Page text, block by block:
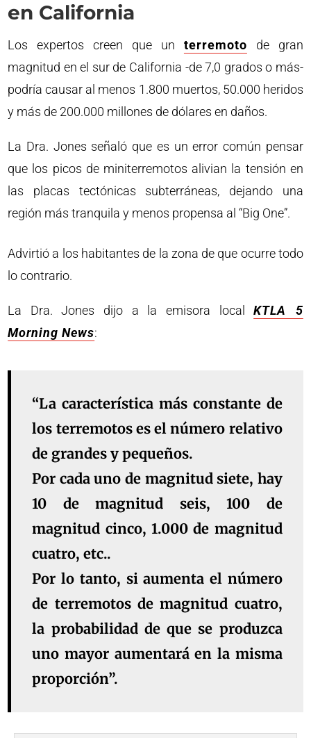
en California
Los expertos creen que un terremoto de gran
magnitud en el sur de California -de 7,0 grados o más-
podría causar al menos 1.800 muertos, 50.000 heridos
y más de 200.000 millones de dólares en daños.
La Dra. Jones señaló que es un error común pensar
que los picos de miniterremotos alivian la tensión en
las placas tectónicas subterráneas, dejando una
región más tranquila y menos propensa al “Big One”.
Advirtió a los habitantes de la zona de que ocurre todo
lo contrario.
La Dra. Jones dijo a la emisora localKTLA 5
Morning News:
“La característica más constante de
los terremotos es el número relativo
de grandes y pequeños.
Por cada uno de magnitud siete, hay
10 de magnitud seis, 100 de
magnitud cinco, 1.000 de magnitud
cuatro, etc..
Por lo tanto, si aumenta el número
de terremotos de magnitud cuatro,
la probabilidad de que se produzca
uno mayor aumentará en la misma
proporción”.